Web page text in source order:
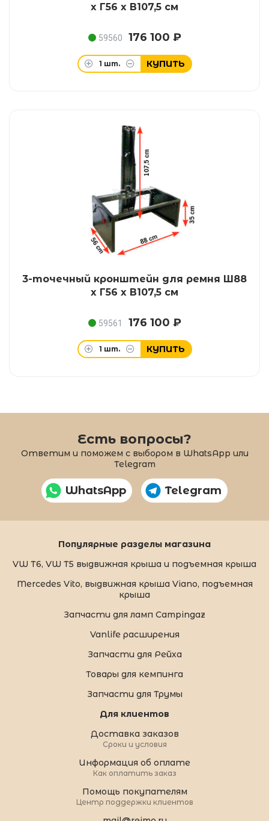
x Г56 x В107,5 см
59560 176 100 ₽
1 шт. КУПИТЬ
3-точечный кронштейн для ремня Ш88
x Г56 x В107,5 см
59561 176 100 ₽
1 шт. КУПИТЬ
Есть вопросы?
Ответим и поможем с выбором в WhatsApp или
Telegram
WhatsApp Telegram
Популярные разделы магазина
VW T6, VW T5 выдвижная крыша и подъемная крыша
Mercedes Vito, выдвижная крыша Viano, подъемная
крыша
Запчасти для ламп Campingaz
Vanlife расширения
Запчасти для Рейха
Товары для кемпинга
Запчасти для Трумы
Для клиентов
Доставка заказов
Сроки и условия
Информация об оплате
Как оплатить заказ
Помощь покупателям
Центр поддержки клиентов